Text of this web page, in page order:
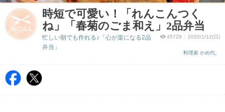
時短で可愛い！「れんこんつく
ね」「春菊のごま和え」2品弁当
45729 2020/1/12(日)
料理家 かめ代。
忙しい朝でも作れる♪「心が楽になる2品
弁当」